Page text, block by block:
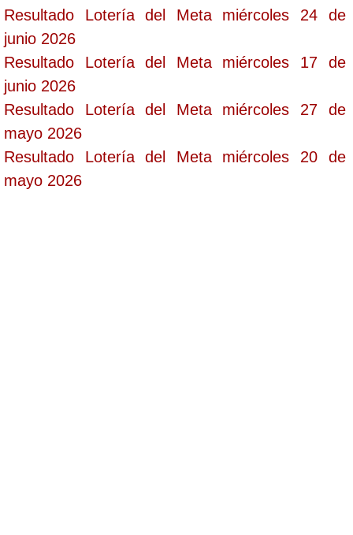
Resultado Lotería del Meta miércoles 24 de
junio 2026
Resultado Lotería del Meta miércoles 17 de
junio 2026
Resultado Lotería del Meta miércoles 27 de
mayo 2026
Resultado Lotería del Meta miércoles 20 de
mayo 2026